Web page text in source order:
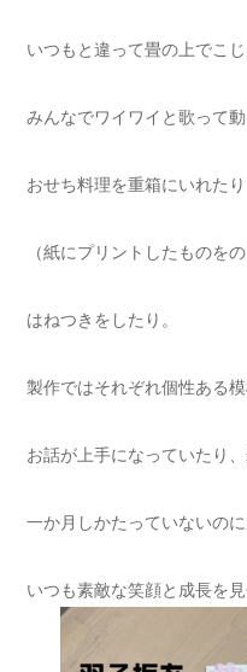
いつもと違って畳の上でこ
みんなでワイワイと歌って
おせち料理を重箱にいれたり
（紙にプリントしたものを
はねつきをしたり。
製作ではそれぞれ個性ある模
お話が上手になっていたり
一か月しかたっていないのに
いつも素敵な笑顔と成長を